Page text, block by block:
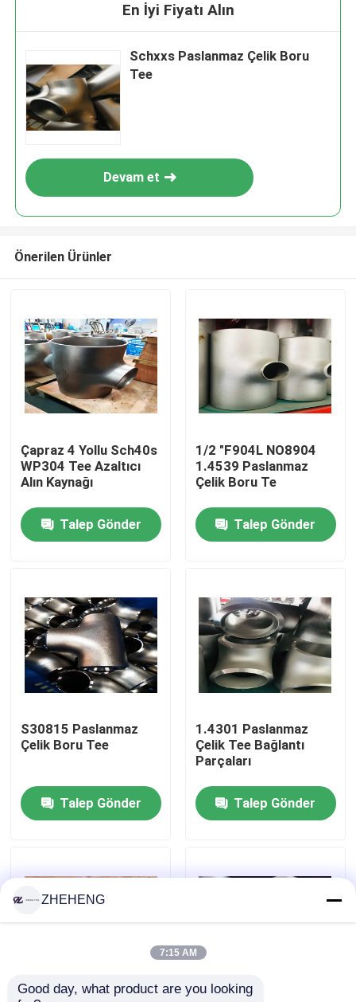
Ev
Hakkımızda
Fabrika turu
Kalite kontrol
Company News
paslanmaz çelik boru flanşı
Paslanmaz Çelik Boru Dirsek
paslanmaz çelik boru tee
En İyi Fiyatı Alın
Schxxs Paslanmaz Çelik Boru
Tee
Devam et
Önerilen Ürünler
Çapraz 4 Yollu Sch40s
WP304 Tee Azaltıcı
Alın Kaynağı
Talep Gönder
1/2 "F904L NO8904
1.4539 Paslanmaz
Çelik Boru Te
Talep Gönder
S30815 Paslanmaz
Çelik Boru Tee
Talep Gönder
1.4301 Paslanmaz
Çelik Tee Bağlantı
Parçaları
Talep Gönder
ZHEHENG
7:15 AM
Good day, what product are you looking